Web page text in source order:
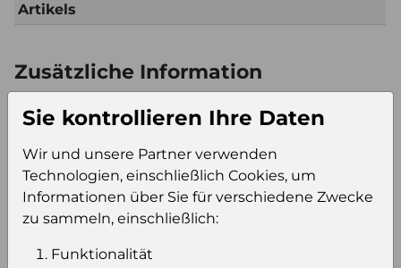
Artikels
Zusätzliche Information
(VE)
Verkaufseinheit
pro Palette
640
Konsumeinheit
Fl
Stückzahl pro
3840
Sie kontrollieren Ihre Daten
Wir und unsere Partner verwenden
Technologien, einschließlich Cookies, um
Informationen über Sie für verschiedene Zwecke
zu sammeln, einschließlich:
Funktionalität